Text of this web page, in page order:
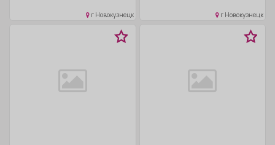
г Новокузнецк г Новокузнецк